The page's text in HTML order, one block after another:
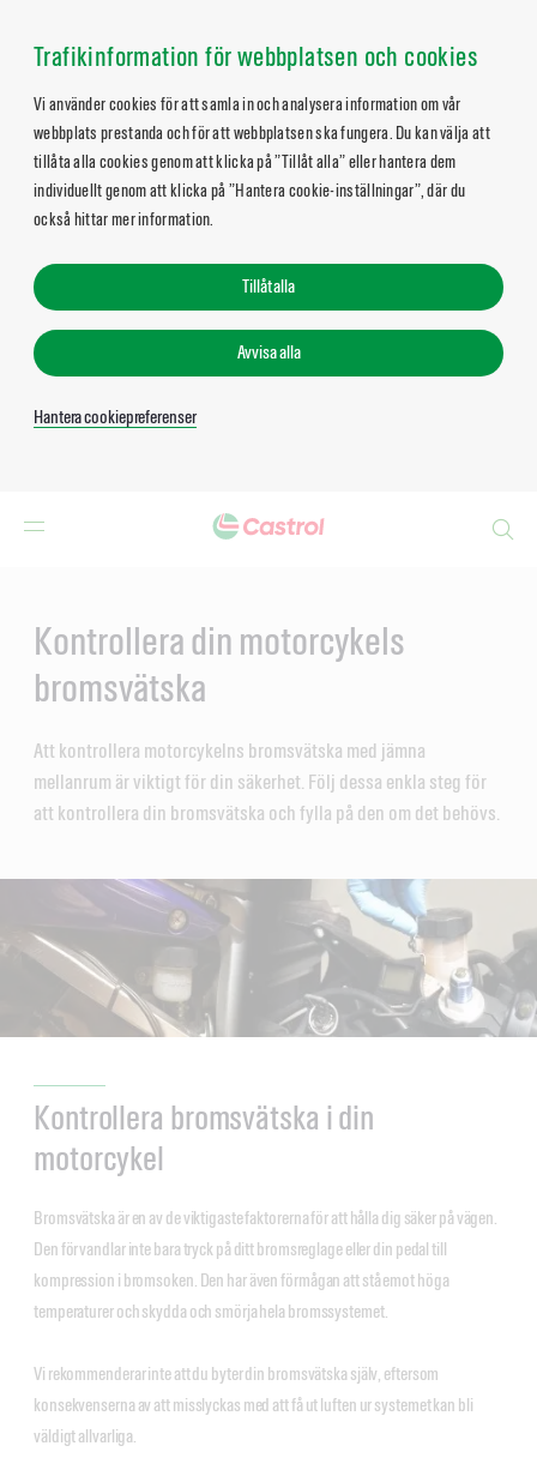
Trafikinformation för webbplatsen och cookies
Vi använder cookies för att samla in och analysera information om vår
webbplats prestanda och för att webbplatsen ska fungera. Du kan välja att
tillåta alla cookies genom att klicka på ”Tillåt alla” eller hantera dem
individuellt genom att klicka på ”Hantera cookie-inställningar”, där du
också hittar mer information.
Tillåt alla
Avvisa alla
Hantera cookiepreferenser
Kontrollera din motorcykels
bromsvätska
Att kontrollera motorcykelns bromsvätska med jämna
mellanrum är viktigt för din säkerhet. Följ dessa enkla steg för
att kontrollera din bromsvätska och fylla på den om det behövs.
Kontrollera bromsvätska i din
motorcykel
Bromsvätska är en av de viktigaste faktorerna för att hålla dig säker på vägen.
Den förvandlar inte bara tryck på ditt bromsreglage eller din pedal till
kompression i bromsoken. Den har även förmågan att stå emot höga
temperaturer och skydda och smörja hela bromssystemet.
Vi rekommenderar inte att du byter din bromsvätska själv, eftersom
konsekvenserna av att misslyckas med att få ut luften ur systemet kan bli
väldigt allvarliga.